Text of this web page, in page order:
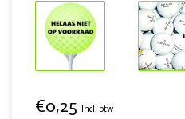
€0,25 Incl. btw